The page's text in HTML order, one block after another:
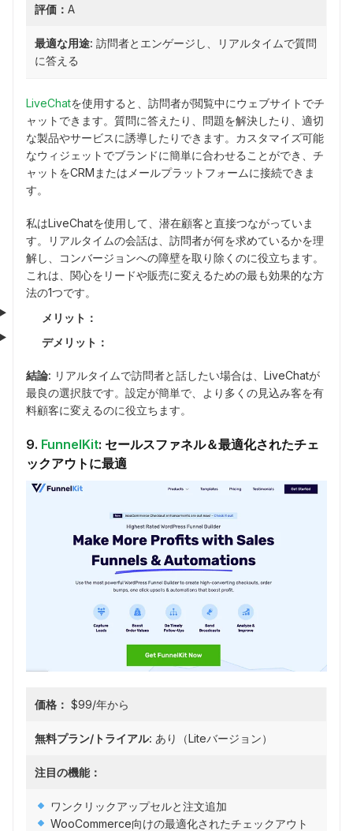
評価： A
最適な用途: 訪問者とエンゲージし、リアルタイムで質問
に答える
LiveChatを使用すると、訪問者が閲覧中にウェブサイトでチ
ャットできます。質問に答えたり、問題を解決したり、適切
な製品やサービスに誘導したりできます。カスタマイズ可能
なウィジェットでブランドに簡単に合わせることができ、チ
ャットをCRMまたはメールプラットフォームに接続できま
す。
私はLiveChatを使用して、潜在顧客と直接つながっていま
す。リアルタイムの会話は、訪問者が何を求めているかを理
解し、コンバージョンへの障壁を取り除くのに役立ちます。
これは、関心をリードや販売に変えるための最も効果的な方
法の1つです。
メリット：
デメリット：
結論: リアルタイムで訪問者と話したい場合は、LiveChatが
最良の選択肢です。設定が簡単で、より多くの見込み客を有
料顧客に変えるのに役立ちます。
9. FunnelKit: セールスファネル＆最適化されたチェ
ックアウトに最適
価格： $99/年から
無料プラン/トライアル: あり（Liteバージョン）
注目の機能：
ワンクリックアップセルと注文追加
WooCommerce向けの最適化されたチェックアウト